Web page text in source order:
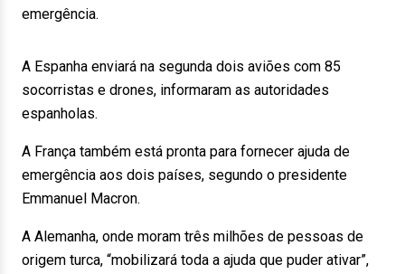
emergência.
A Espanha enviará na segunda dois aviões com 85
socorristas e drones, informaram as autoridades
espanholas.
A França também está pronta para fornecer ajuda de
emergência aos dois países, segundo o presidente
Emmanuel Macron.
A Alemanha, onde moram três milhões de pessoas de
origem turca, “mobilizará toda a ajuda que puder ativar”,